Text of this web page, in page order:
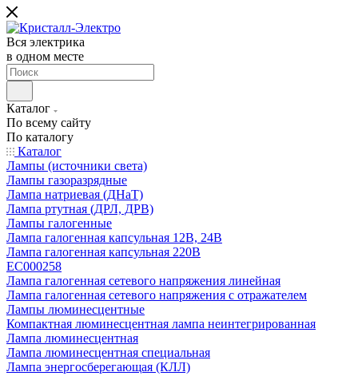
Вся электрика
в одном месте
Каталог
По всему сайту
По каталогу
Каталог
Лампы (источники света)
Лампы газоразрядные
Лампа натриевая (ДНаТ)
Лампа ртутная (ДРЛ, ДРВ)
Лампы галогенные
Лампа галогенная капсульная 12В, 24В
Лампа галогенная капсульная 220В
EC000258
Лампа галогенная сетевого напряжения линейная
Лампа галогенная сетевого напряжения с отражателем
Лампы люминесцентные
Компактная люминесцентная лампа неинтегрированная
Лампа люминесцентная
Лампа люминесцентная специальная
Лампа энергосберегающая (КЛЛ)